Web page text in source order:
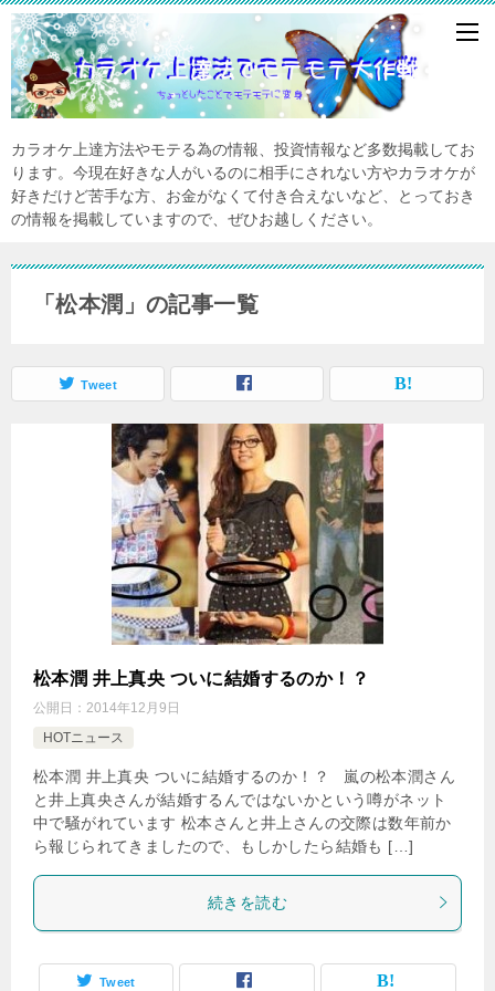
カラオケ上達方法やモテる為の情報、投資情報など多数掲載してお
ります。今現在好きな人がいるのに相手にされない方やカラオケが
好きだけど苦手な方、お金がなくて付き合えないなど、とっておき
の情報を掲載していますので、ぜひお越しください。
「松本潤」の記事一覧
Tweet
松本潤 井上真央 ついに結婚するのか！？
公開日： 2014年12月9日
HOTニュース
松本潤 井上真央 ついに結婚するのか！？ 嵐の松本潤さん
と井上真央さんが結婚するんではないかという噂がネット
中で騒がれています 松本さんと井上さんの交際は数年前か
ら報じられてきましたので、もしかしたら結婚も […]
続きを読む
Tweet